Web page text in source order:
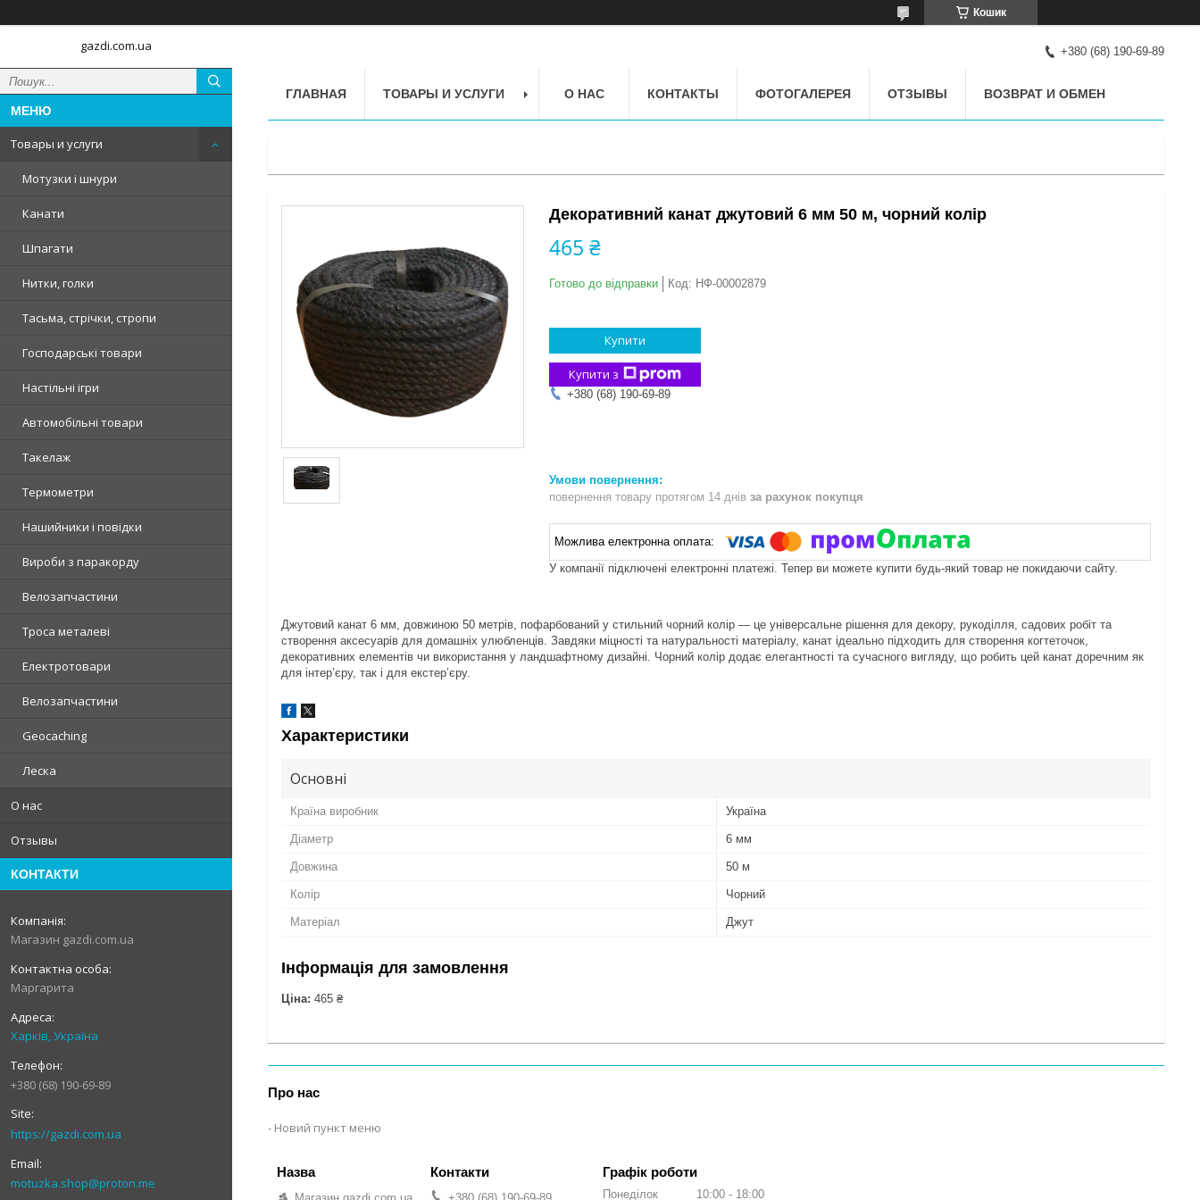
Кошик
gazdi.com.ua
Товары и услуги
Мотузки і шнури
Канати
Шпагати
Нитки, голки
Тасьма, стрічки, стропи
Господарські товари
Настільні ігри
Автомобільні товари
Такелаж
Термометри
Нашийники і повідки
Вироби з паракорду
Велозапчастини
Троса металеві
Електротовари
Велозапчастини
Geocaching
Леска
О нас
Отзывы
КОНТАКТИ
Магазин gazdi.com.ua
Маргарита
Харків, Україна
+380 (68) 190-69-89
https://gazdi.com.ua
motuzka.shop@proton.me
+380 (68) 190-69-89
ГЛАВНАЯ ТОВАРЫ И УСЛУГИ О НАС КОНТАКТЫ ФОТОГАЛЕРЕЯ ОТЗЫВЫ ВОЗВРАТ И ОБМЕН
Декоративний канат джутовий 6 мм 50 м, чорний колір
465 ₴
Готово до відправки Код: НФ-00002879
Купити
Купити з
+380 (68) 190-69-89
повернення товару протягом 14 днів за рахунок покупця
У компанії підключені електронні платежі. Тепер ви можете купити будь-який товар не покидаючи сайту.
Джутовий канат 6 мм, довжиною 50 метрів, пофарбований у стильний чорний колір — це універсальне рішення для декору, рукоділля, садових робіт та
створення аксесуарів для домашніх улюбленців. Завдяки міцності та натуральності матеріалу, канат ідеально підходить для створення когтеточок,
декоративних елементів чи використання у ландшафтному дизайні. Чорний колір додає елегантності та сучасного вигляду, що робить цей канат доречним як
для інтер’єру, так і для екстер’єру.
Характеристики
Основні
Країна виробник Україна
Діаметр 6 мм
Довжина 50 м
Колір Чорний
Матеріал Джут
Інформація для замовлення
Ціна: 465 ₴
Про нас
Новий пункт меню
Графік роботи
Понеділок 10:00 18:00